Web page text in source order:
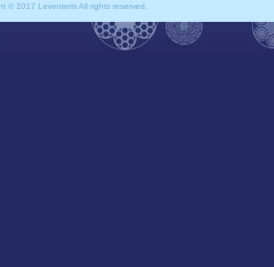
© 2017 Leventeris All rights reserved.